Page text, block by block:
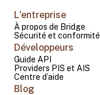
L'entreprise
À propos de Bridge
Sécurité et conformité
Développeurs
Guide API
Providers PIS et AIS
Centre d’aide
Blog